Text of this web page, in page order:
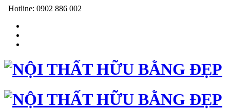
Hotline: 0902 886 002